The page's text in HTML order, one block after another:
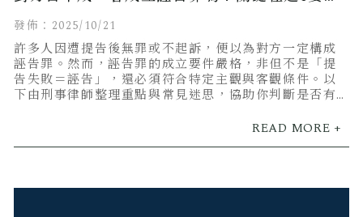
件，律師白話分析！
發佈：2025/10/21
許多人因遭提告後無罪或不起訴，便以為對方一定構成
誣告罪。然而，誣告罪的成立要件嚴格，非但不是「提
告失敗＝誣告」，還必須符合特定主觀與客觀條件。以
下由刑事律師整理重點與常見迷思，協助你判斷是否有